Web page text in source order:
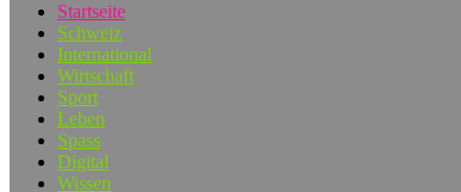
Startseite
Schweiz
International
Wirtschaft
Sport
Leben
Spass
Digital
Wissen